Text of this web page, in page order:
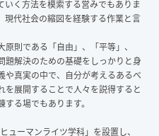
く方法を模索する営みでもありま
現代社会の縮図を経験する作業と言
則である「自由」、「平等」、
題解決のための基礎をしっかりと身
や真実の中で、自分が考えるあるべ
を展開することで人々を説得すると
る場でもあります。
ーマンライツ学科」を設置し、